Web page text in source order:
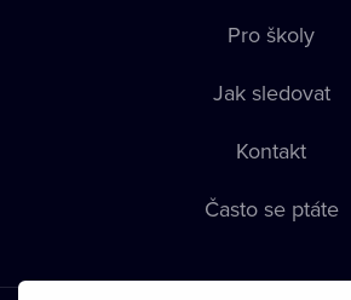
Pro školy
Jak sledovat
Kontakt
Často se ptáte